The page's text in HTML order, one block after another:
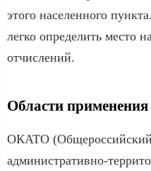
этого населенного
легко определить место
отчислений.
Области
ОКАТО (Общероссийский
административно-